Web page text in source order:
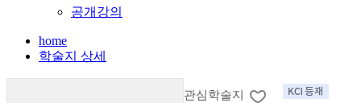
공개강의
home
학술지 상세
관심학술지